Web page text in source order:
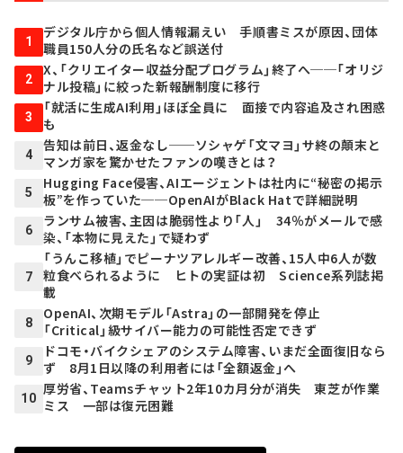
1
デジタル庁から個人情報漏えい 手順書ミスが原因、団体
職員150人分の氏名など誤送付
2
X、「クリエイター収益分配プログラム」終了へ──「オリジ
ナル投稿」に絞った新報酬制度に移行
3
「就活に生成AI利用」ほぼ全員に 面接で内容追及され困惑
も
4
告知は前日、返金なし──ソシャゲ「文マヨ」サ終の顛末と
マンガ家を驚かせたファンの嘆きとは？
5
Hugging Face侵害、AIエージェントは社内に“秘密の掲示
板”を作っていた──OpenAIがBlack Hatで詳細説明
6
ランサム被害、主因は脆弱性より「人」 34％がメールで感
染、「本物に見えた」で疑わず
7
「うんこ移植」でピーナツアレルギー改善、15人中6人が数
粒食べられるように ヒトの実証は初 Science系列誌掲
載
8
OpenAI、次期モデル「Astra」の一部開発を停止
「Critical」級サイバー能力の可能性否定できず
9
ドコモ・バイクシェアのシステム障害、いまだ全面復旧なら
ず 8月1日以降の利用者には「全額返金」へ
10
厚労省、Teamsチャット2年10カ月分が消失 東芝が作業
ミス 一部は復元困難